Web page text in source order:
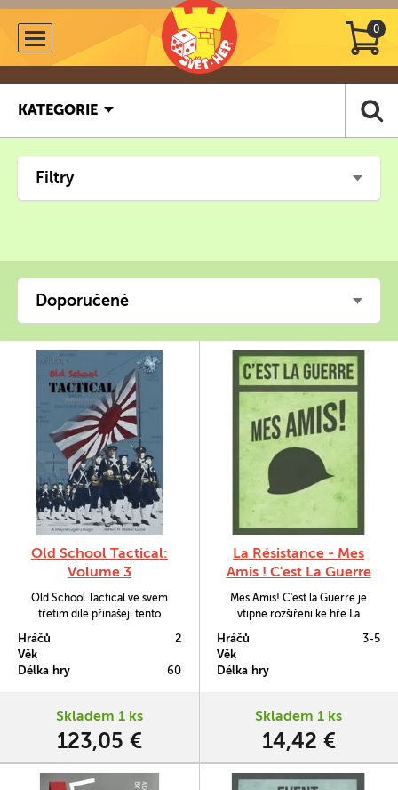
0
KATEGORIE
Filtry
Doporučené
Old School Tactical:
Volume 3
Old School Tactical ve svém
třetím díle přinášejí tento
bojiště 2. světové války. Nyní
budete v džunglích a na plážích
bojovat jak proti armádám
námořním jednotkám, tedy
Hráčů
2
Věk
Délka hry
60
Skladem 1 ks
123,05 €
La Résistance - Mes
Amis ! C'est La Guerre
Mes Amis! C'est la Guerre je
vtipné rozšíření ke hře La
Hráčů
3-5
Věk
Délka hry
Skladem 1 ks
14,42 €